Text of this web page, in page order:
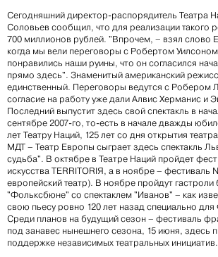
Сегодняшний директор-распорядитель Театра
Соловьев сообщил, что для реализации такого
700 миллионов рублей. "Впрочем, – взял слово
когда мы вели переговоры с Робертом
понравились наши руины, что он согласился
прямо здесь". Знаменитый американский
единственный. Переговоры ведутся с Робером
согласие на работу уже дали Алвис Херманис и
Последний выпустит здесь свой спектакль в
сентябре 2007-го, то-есть в начале дважды
лет Театру Наций, 125 лет со дня открытия
МДТ – Театр Европы сыграет здесь спектакль
судьба". В октябре в Театре Наций пройдет
искусства TERRITORIЯ, а в ноябре – фестиваль
европейский театр). В ноябре пройдут гастроли
"Фольксбюне" со спектаклем "Иванов" – как
свою пьесу ровно 120 лет назад специально
Среди планов на будущий сезон – фестиваль
под занавес нынешнего сезона, 15 июня, здесь
поддержке независимых театральных инициатив.